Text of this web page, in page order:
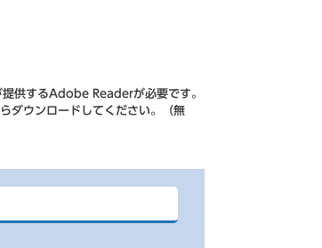
供するAdobe Readerが必要です。
ダウンロードしてください。（無